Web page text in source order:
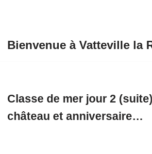
Bienvenue à Vatteville la
Classe de mer jour 2
château et anniversaire…